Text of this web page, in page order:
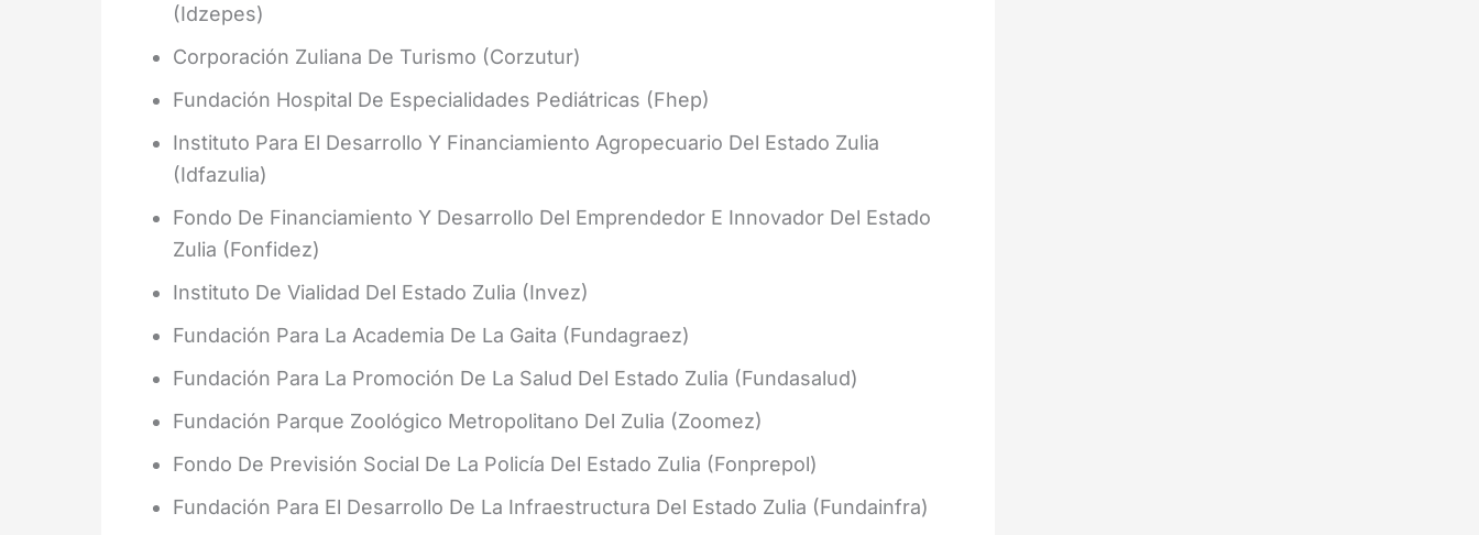
(Idzepes)
Corporación Zuliana De Turismo (Corzutur)
Fundación Hospital De Especialidades Pediátricas (Fhep)
Instituto Para El Desarrollo Y Financiamiento Agropecuario Del Estado Zulia
(Idfazulia)
Fondo De Financiamiento Y Desarrollo Del Emprendedor E Innovador Del Estado
Zulia (Fonfidez)
Instituto De Vialidad Del Estado Zulia (Invez)
Fundación Para La Academia De La Gaita (Fundagraez)
Fundación Para La Promoción De La Salud Del Estado Zulia (Fundasalud)
Fundación Parque Zoológico Metropolitano Del Zulia (Zoomez)
Fondo De Previsión Social De La Policía Del Estado Zulia (Fonprepol)
Fundación Para El Desarrollo De La Infraestructura Del Estado Zulia (Fundainfra)